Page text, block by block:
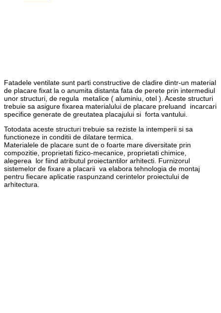
Fatadele ventilate sunt parti constructive de cladire dintr-un material
de placare fixat la o anumita distanta fata de perete prin intermediul
unor structuri, de regula metalice ( aluminiu, otel ). Aceste structuri
trebuie sa asigure fixarea materialului de placare preluand incarcari
specifice generate de greutatea placajului si forta vantului.
Totodata aceste structuri trebuie sa reziste la intemperii si sa
functioneze in conditii de dilatare termica.
Materialele de placare sunt de o foarte mare diversitate prin
compozitie, proprietati fizico-mecanice, proprietati chimice,
alegerea lor fiind atributul proiectantilor arhitecti. Furnizorul
sistemelor de fixare a placarii va elabora tehnologia de montaj
pentru fiecare aplicatie raspunzand cerintelor proiectului de
arhitectura.